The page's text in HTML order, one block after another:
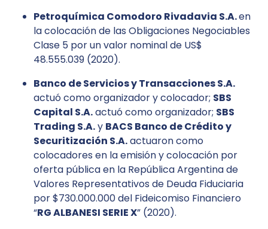
Petroquímica Comodoro Rivadavia S.A.en
la colocación de las Obligaciones Negociables
Clase 5 por un valor nominal de US$
48.555.039 (2020).
Banco de Servicios y Transacciones S.A.
actuó como organizador y colocador; SBS
Capital S.A.actuó como organizador; SBS
Trading S.A.y BACS Banco de Crédito y
Securitización S.A.actuaron como
colocadores en la emisión y colocación por
oferta pública en la República Argentina de
Valores Representativos de Deuda Fiduciaria
por $730.000.000 del Fideicomiso Financiero
“RG ALBANESI SERIE X” (2020).